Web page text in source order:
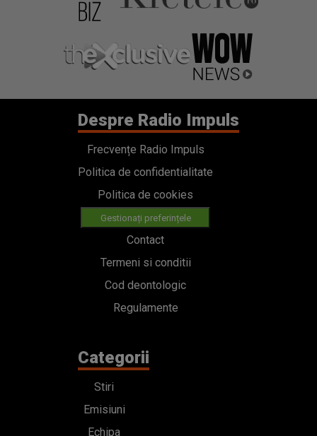
Despre Radio Impuls
Frecvențe Radio Impuls
Politica de confidentialitate
Politica de cookies
Gestionați preferințele
Contact
Termeni si conditii
Cod deontologic
Regulamente
Categorii
Stiri
Emisiuni
Echipa